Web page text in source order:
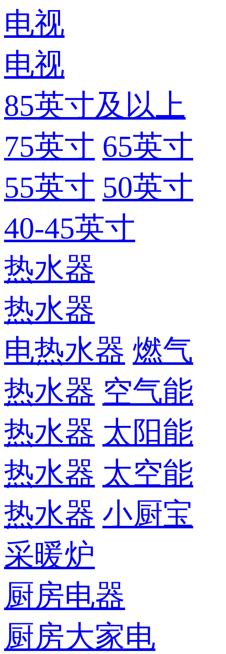
电视
电视
85英寸及以上
75英寸 65英寸
55英寸 50英寸
40-45英寸
热水器
热水器
电热水器 燃气
热水器 空气能
热水器 太阳能
热水器 太空能
热水器 小厨宝
采暖炉
厨房电器
厨房大家电